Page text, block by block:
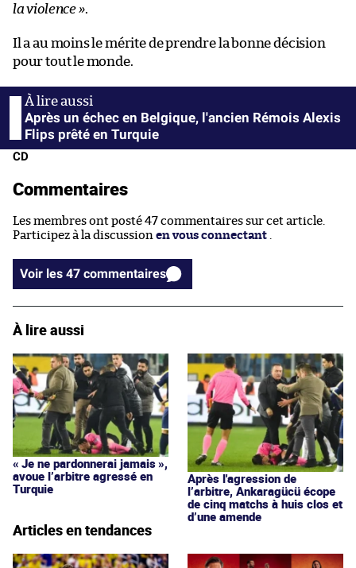
la violence ».
Il a au moins le mérite de prendre la bonne décision
pour tout le monde.
Après un échec en Belgique, l'ancien Rémois Alexis
Flips prêté en Turquie
CD
Commentaires
Les membres ont posté 47 commentaires sur cet article.
Participez à la discussion en vous connectant
Voir les 47 commentaires
À lire aussi
« Je ne pardonnerai jamais »,
avoue l’arbitre agressé en
Turquie
Après l'agression de
l’arbitre, Ankaragücü écope
de cinq matchs à huis clos et
d’une amende
Articles en tendances